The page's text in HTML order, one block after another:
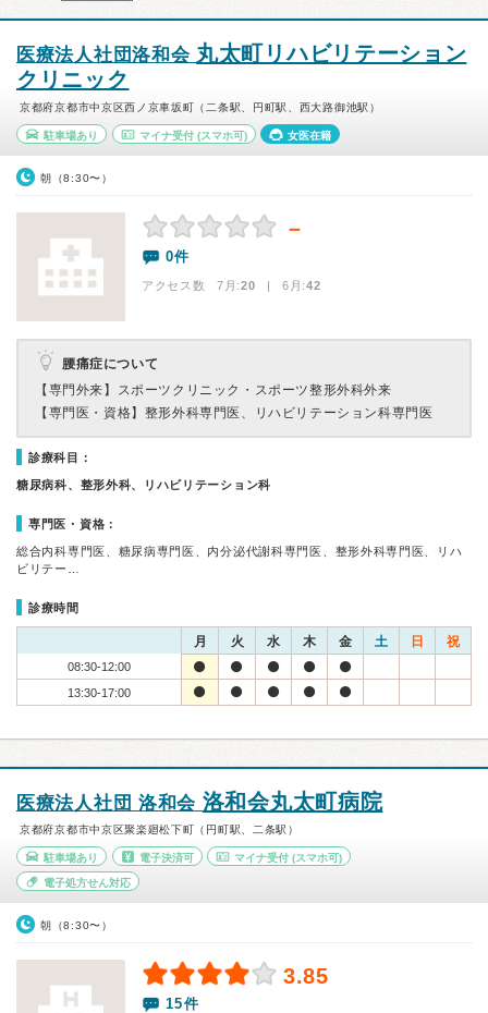
医療法人社団洛和会 丸太町リハビリテーション
クリニック
京都府京都市中京区西ノ京車坂町（二条駅、円町駅、西大路御池駅）
駐車場あり マイナ受付(スマホ可) 女医在籍
朝（8:30〜）
－
0件
アクセス数 7月:20 | 6月:42
腰痛症について
【専門外来】 スポーツクリニック・スポーツ整形外科外来
【専門医・資格】 整形外科専門医、リハビリテーション科専門医
診療科目：
糖尿病科、整形外科、リハビリテーション科
専門医・資格：
総合内科専門医、糖尿病専門医、内分泌代謝科専門医、整形外科専門医、リハ
ビリテー…
診療時間
月 火 水 木 金 土 日 祝
08:30-12:00
13:30-17:00
医療法人社団 洛和会 洛和会丸太町病院
京都府京都市中京区聚楽廻松下町（円町駅、二条駅）
駐車場あり 電子決済可 マイナ受付 (スマホ可)
電子処方せん対応
朝（8:30〜）
3.85
15件